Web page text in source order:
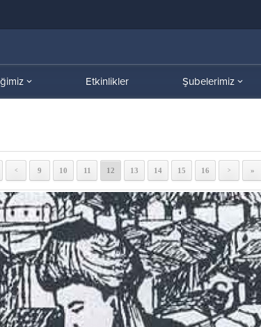
Etkinlikler Şubelerimiz
< 9 10 11 12 13 14 15 16 > »